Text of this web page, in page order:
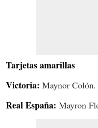
Tarjetas amarillas
Victoria: Maynor Colón.
Real España: Mayron